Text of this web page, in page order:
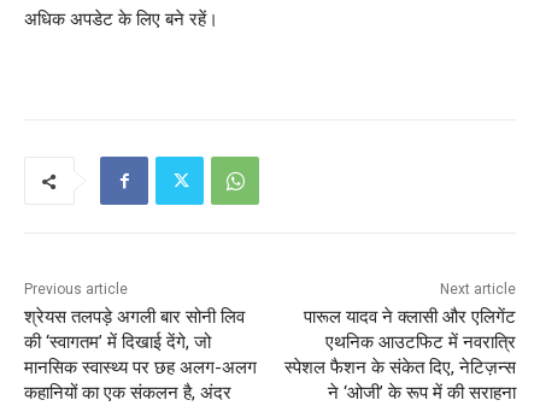
अधिक अपडेट के लिए बने रहें।
Previous article
श्रेयस तलपड़े अगली बार सोनी लिव
की ‘स्वागतम’ में दिखाई देंगे, जो
मानसिक स्वास्थ्य पर छह अलग-अलग
कहानियों का एक संकलन है, अंदर
Next article
पारूल यादव ने क्लासी और एलिगेंट
एथनिक आउटफिट में नवरात्रि
स्पेशल फैशन के संकेत दिए, नेटिज़न्स
ने ‘ओजी’ के रूप में की सराहना